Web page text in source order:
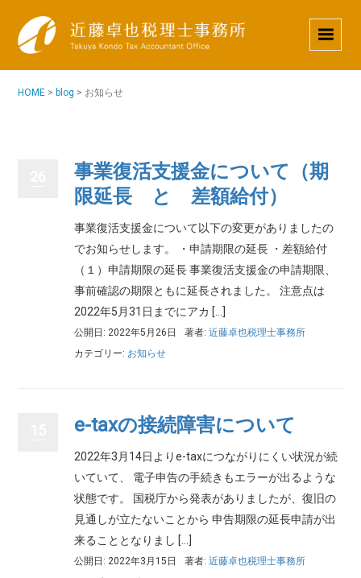
HOME > blog > お知らせ
事業復活支援金について（期
限延長 と 差額給付）
事業復活支援金について以下の変更がありましたの
でお知らせします。 ・申請期限の延長 ・差額給付
（１）申請期限の延長 事業復活支援金の申請期限、
事前確認の期限ともに延長されました。 注意点は
2022年5月31日までにアカ […]
公開日: 2022年5月26日 著者:近藤卓也税理士事務所
カテゴリー: お知らせ
e-taxの接続障害について
2022年3月14日よりe-taxにつながりにくい状況が続
いていて、 電子申告の手続きもエラーが出るような
状態です。 国税庁から発表がありましたが、復旧の
見通しが立たないことから 申告期限の延長申請が出
来ることとなりまし […]
公開日: 2022年3月15日 著者:近藤卓也税理士事務所